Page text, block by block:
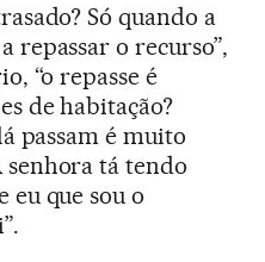
Só quando a
repassar o recurso”,
“o repasse é
de habitação?
passam é muito
senhora tá tendo
eu que sou o